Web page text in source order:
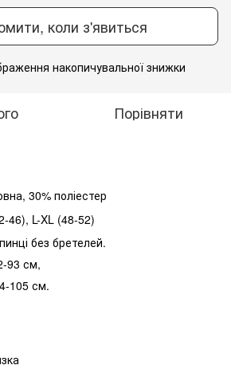
коли з'явиться
накопичувальної знижки
Порівняти
30% поліестер
46), L-XL (48-52)
без бретелей.
93 см,
105 см.